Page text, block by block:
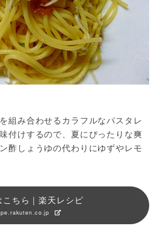
組み合わせるカラフルなパスタレ
付けするので、夏にぴったりな爽
酢しょうゆの代わりにゆずやレモ
こちら｜楽天レシピ